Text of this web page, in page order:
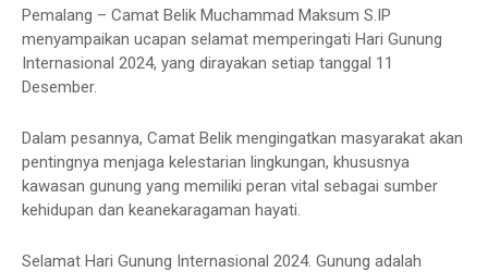
Pemalang – Camat Belik Muchammad Maksum S.IP
menyampaikan ucapan selamat memperingati Hari Gunung
Internasional 2024, yang dirayakan setiap tanggal 11
Desember.
Dalam pesannya, Camat Belik mengingatkan masyarakat akan
pentingnya menjaga kelestarian lingkungan, khususnya
kawasan gunung yang memiliki peran vital sebagai sumber
kehidupan dan keanekaragaman hayati.
Selamat Hari Gunung Internasional 2024. Gunung adalah